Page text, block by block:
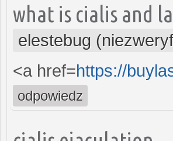
what is cialis and
elestebug
<a href=https://
odpowiedz